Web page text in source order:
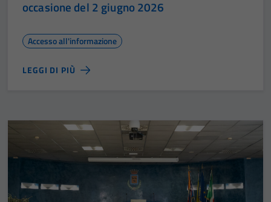
occasione del 2 giugno 2026
Accesso all'informazione
LEGGI DI PIÙ